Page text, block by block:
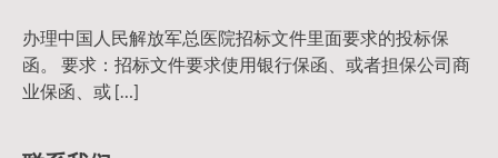
办理中国人民解放军总医院招标文件里面要求的投标保
函。 要求：招标文件要求使用银行保函、或者担保公司商
业保函、或 […]